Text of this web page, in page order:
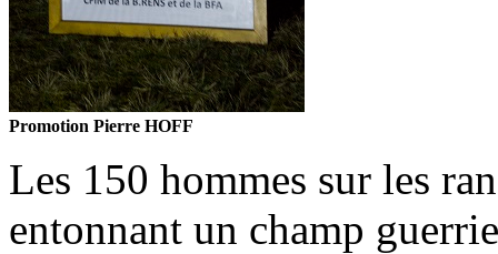
Promotion Pierre HOFF
Les 150 hommes sur les
entonnant un champ